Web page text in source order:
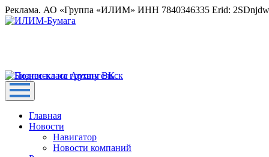
Реклама. АО «Группа «ИЛИМ» ИНН 7840346335 Erid:
Главная
Новости
Навигатор
Новости компаний